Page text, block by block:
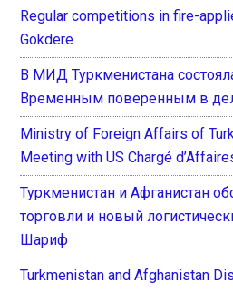
Regular competitions in fire-
Gokdere
В МИД Туркменистана
Временным поверенным в
Ministry of Foreign Affairs of
Meeting with US Chargé
Туркменистан и Афганистан
торговли и новый
Шариф
Turkmenistan and Afghanistan